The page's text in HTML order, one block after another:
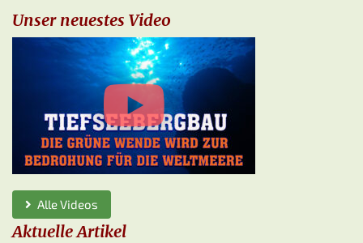
Unser neuestes Video
Alle Videos
Aktuelle Artikel